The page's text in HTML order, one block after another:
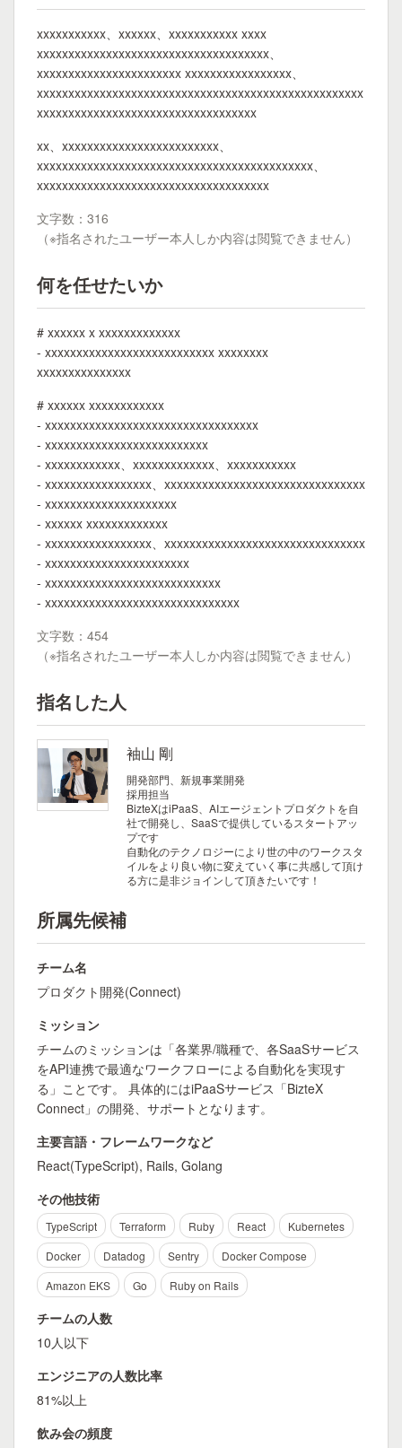
xxxxxxxxxxx、xxxxxx、xxxxxxxxxxx xxxx
xxxxxxxxxxxxxxxxxxxxxxxxxxxxxxxxxxxxx、
xxxxxxxxxxxxxxxxxxxxxxx xxxxxxxxxxxxxxxxx、
xxxxxxxxxxxxxxxxxxxxxxxxxxxxxxxxxxxxxxxxxxxxxxxxxxxx
xxxxxxxxxxxxxxxxxxxxxxxxxxxxxxxxxxx
xx、xxxxxxxxxxxxxxxxxxxxxxxxx、
xxxxxxxxxxxxxxxxxxxxxxxxxxxxxxxxxxxxxxxxxxxx、
xxxxxxxxxxxxxxxxxxxxxxxxxxxxxxxxxxxxx
文字数：316
（※指名されたユーザー本人しか内容は閲覧できません）
何を任せたいか
# xxxxxx x xxxxxxxxxxxxx
- xxxxxxxxxxxxxxxxxxxxxxxxxxx xxxxxxxx
xxxxxxxxxxxxxxx
# xxxxxx xxxxxxxxxxxx
- xxxxxxxxxxxxxxxxxxxxxxxxxxxxxxxxxx
- xxxxxxxxxxxxxxxxxxxxxxxxxx
- xxxxxxxxxxxx、xxxxxxxxxxxxx、xxxxxxxxxxx
- xxxxxxxxxxxxxxxxx、xxxxxxxxxxxxxxxxxxxxxxxxxxxxxxxx
- xxxxxxxxxxxxxxxxxxxxx
- xxxxxx xxxxxxxxxxxxx
- xxxxxxxxxxxxxxxxx、xxxxxxxxxxxxxxxxxxxxxxxxxxxxxxxx
- xxxxxxxxxxxxxxxxxxxxxxx
- xxxxxxxxxxxxxxxxxxxxxxxxxxxx
- xxxxxxxxxxxxxxxxxxxxxxxxxxxxxxx
文字数：454
（※指名されたユーザー本人しか内容は閲覧できません）
指名した人
袖山 剛
開発部門、新規事業開発
採用担当
BizteXはiPaaS、AIエージェントプロダクトを自
社で開発し、SaaSで提供しているスタートアッ
プです
自動化のテクノロジーにより世の中のワークスタ
イルをより良い物に変えていく事に共感して頂け
る方に是非ジョインして頂きたいです！
所属先候補
チーム名
プロダクト開発(Connect)
ミッション
チームのミッションは「各業界/職種で、各SaaSサービス
をAPI連携で最適なワークフローによる自動化を実現す
る」ことです。 具体的にはiPaaSサービス「BizteX
Connect」の開発、サポートとなります。
主要言語・フレームワークなど
React(TypeScript), Rails, Golang
その他技術
TypeScript Terraform Ruby React
Kubernetes
Docker
Datadog Sentry
Docker Compose
Amazon EKS
Go Ruby on Rails
チームの人数
10人以下
エンジニアの人数比率
81%以上
飲み会の頻度